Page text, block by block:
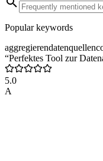
Popular keywords
aggregierendatenquellen
“Perfektes Tool zur
5.0
A